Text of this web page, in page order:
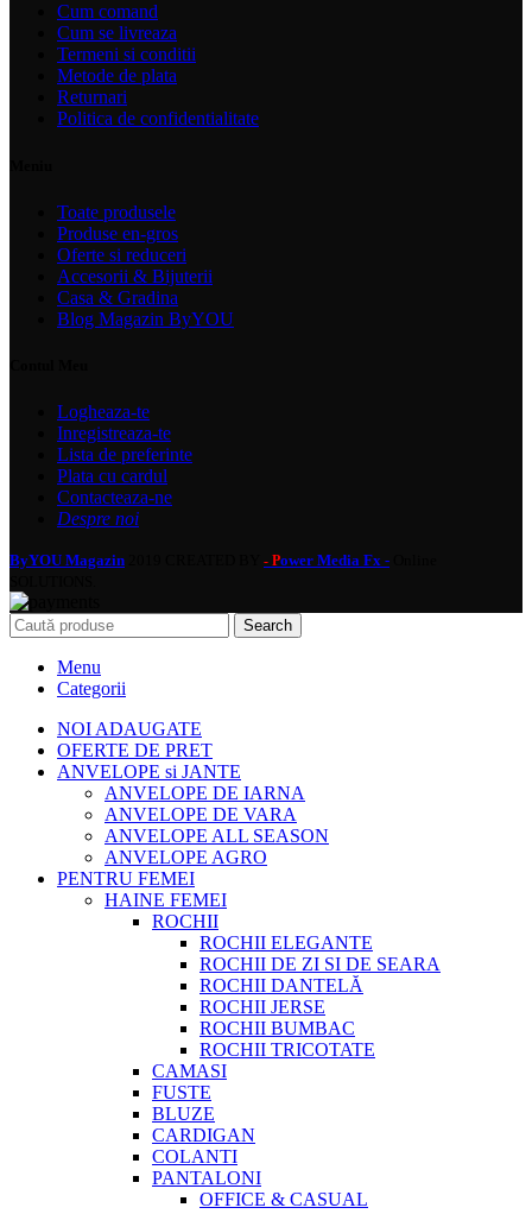
Cum comand
Cum se livreaza
Termeni si conditii
Metode de plata
Returnari
Politica de confidentialitate
Toate produsele
Produse en-gros
Oferte si reduceri
Accesorii & Bijuterii
Casa & Gradina
Blog Magazin ByYOU
Logheaza-te
Inregistreaza-te
Lista de preferinte
Plata cu cardul
Contacteaza-ne
Despre noi
ByYOU Magazin - Power Media Fx -
Search
Menu
Categorii
NOI ADAUGATE
OFERTE DE PRET
ANVELOPE si JANTE
ANVELOPE DE IARNA
ANVELOPE DE VARA
ANVELOPE ALL SEASON
ANVELOPE AGRO
PENTRU FEMEI
HAINE FEMEI
ROCHII
ROCHII ELEGANTE
ROCHII DE ZI SI DE SEARA
ROCHII DANTELĂ
ROCHII JERSE
ROCHII BUMBAC
ROCHII TRICOTATE
CAMASI
FUSTE
BLUZE
CARDIGAN
COLANTI
PANTALONI
OFFICE & CASUAL